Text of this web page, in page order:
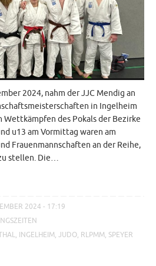
2024, nahm der JJC Mendig an
in Ingelheim
Wettkämpfen des Pokals der Bezirke
u13 am Vormittag waren am
Frauenmannschaften an der Reihe,
stellen. Die…
2024 - 17:19
, INGELHEIM, JUDO, RLPMM, SPEYER